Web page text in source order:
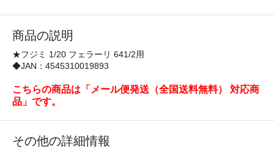
商品の説明
★フジミ 1/20 フェラーリ 641/2用
◆JAN：4545310019893
こちらの商品は「メール便発送（全国送料無料） 対応商
品」です。
その他の詳細情報